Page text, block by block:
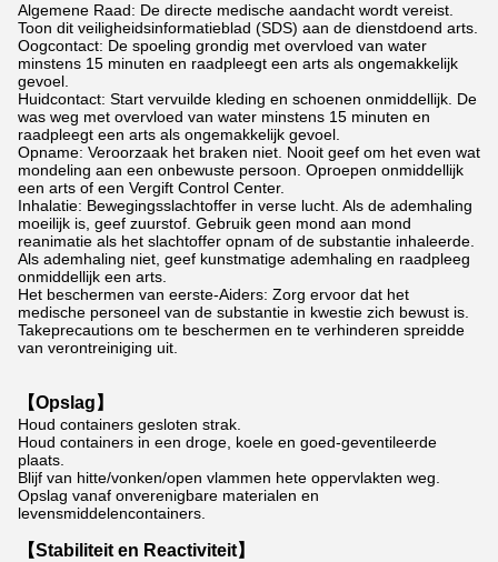
Algemene Raad: De directe medische aandacht wordt vereist.
Toon dit veiligheidsinformatieblad (SDS) aan de dienstdoend arts.
Oogcontact: De spoeling grondig met overvloed van water
minstens 15 minuten en raadpleegt een arts als ongemakkelijk
gevoel.
Huidcontact: Start vervuilde kleding en schoenen onmiddellijk. De
was weg met overvloed van water minstens 15 minuten en
raadpleegt een arts als ongemakkelijk gevoel.
Opname: Veroorzaak het braken niet. Nooit geef om het even wat
mondeling aan een onbewuste persoon. Oproepen onmiddellijk
een arts of een Vergift Control Center.
Inhalatie: Bewegingsslachtoffer in verse lucht. Als de ademhaling
moeilijk is, geef zuurstof. Gebruik geen mond aan mond
reanimatie als het slachtoffer opnam of de substantie inhaleerde.
Als ademhaling niet, geef kunstmatige ademhaling en raadpleeg
onmiddellijk een arts.
Het beschermen van eerste-Aiders: Zorg ervoor dat het
medische personeel van de substantie in kwestie zich bewust is.
Takeprecautions om te beschermen en te verhinderen spreidde
van verontreiniging uit.
【Opslag】
Houd containers gesloten strak.
Houd containers in een droge, koele en goed-geventileerde
plaats.
Blijf van hitte/vonken/open vlammen hete oppervlakten weg.
Opslag vanaf onverenigbare materialen en
levensmiddelencontainers.
【Stabiliteit en Reactiviteit】